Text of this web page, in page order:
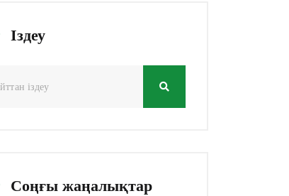
Іздеу
Соңғы жаңалықтар